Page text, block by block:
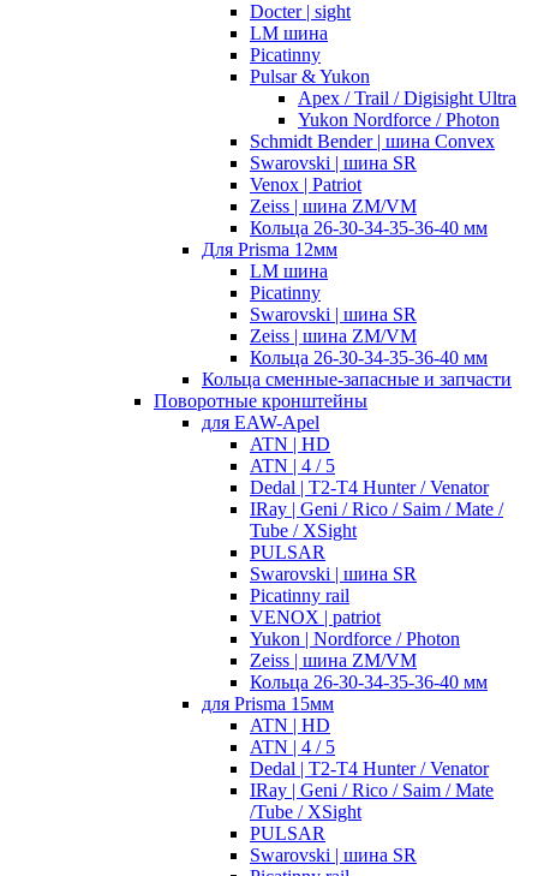
Docter | sight
LM шина
Picatinny
Pulsar & Yukon
Apex / Trail / Digisight Ultra
Yukon Nordforce / Photon
Schmidt Bender | шина Convex
Swarovski | шина SR
Venox | Patriot
Zeiss | шина ZM/VM
Кольца 26-30-34-35-36-40 мм
Для Prisma 12мм
LM шина
Picatinny
Swarovski | шина SR
Zeiss | шина ZM/VM
Кольца 26-30-34-35-36-40 мм
Кольца сменные-запасные и запчасти
Поворотные кронштейны
для EAW-Apel
ATN | HD
ATN | 4 / 5
Dedal | T2-T4 Hunter / Venator
IRay | Geni / Rico / Saim / Mate /
Tube / XSight
PULSAR
Swarovski | шина SR
Picatinny rail
VENOX | patriot
Yukon | Nordforce / Photon
Zeiss | шина ZM/VM
Кольца 26-30-34-35-36-40 мм
для Prisma 15мм
ATN | HD
ATN | 4 / 5
Dedal | T2-T4 Hunter / Venator
IRay | Geni / Rico / Saim / Mate
/Tube / XSight
PULSAR
Swarovski | шина SR